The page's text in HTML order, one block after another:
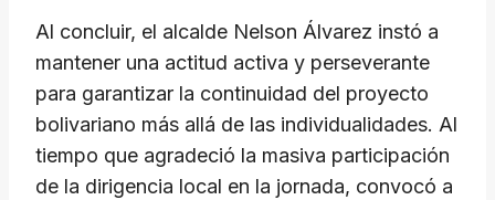
​Al concluir, el alcalde Nelson Álvarez instó a
mantener una actitud activa y perseverante
para garantizar la continuidad del proyecto
bolivariano más allá de las individualidades. Al
tiempo que agradeció la masiva participación
de la dirigencia local en la jornada, convocó a